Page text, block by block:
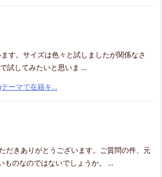
す。サイズは色々と試しましたが関係なさ
試してみたいと思いま ...
ーマで在籍キ...
だきありがとうございます。ご質問の件、元
ものなのではないでしょうか。 ...